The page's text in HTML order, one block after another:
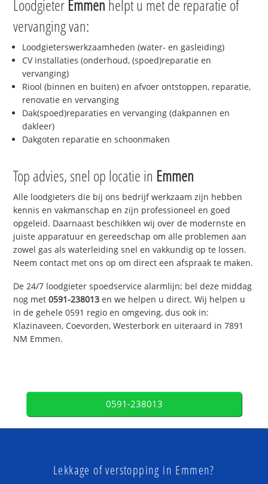
Loodgieter Emmen helpt u met de reparatie of
vervanging van:
Loodgieterswerkzaamheden (water- en gasleiding)
CV installaties (onderhoud, (spoed)reparatie en
vervanging)
Riool (binnen en buiten) en afvoer ontstoppen, reparatie,
renovatie en vervanging
Dak(spoed)reparaties en vervanging (dakpannen en
dakleer)
Dakgoten reparatie en schoonmaken
Top advies, snel op locatie in Emmen
Alle loodgieters die bij ons bedrijf werkzaam zijn hebben
kennis en vakmanschap en zijn professioneel en goed
opgeleid. Daarnaast beschikken wij over de modernste en
juiste apparatuur en gereedschap om alle problemen aan
zowel gas als waterleiding snel en vakkundig op te lossen.
Neem contact met ons op om direct een afspraak te maken.
De 24/7 loodgieter spoedservice alarmlijn; bel deze middag
nog met0591-238013 en we helpen u direct. Wij helpen u
in de gehele 0591 regio en omgeving, dus ook in:
Klazinaveen, Coevorden, Westerbork en uiteraard in 7891
NM Emmen.
0591-238013
Lekkage of verstopping in Emmen?